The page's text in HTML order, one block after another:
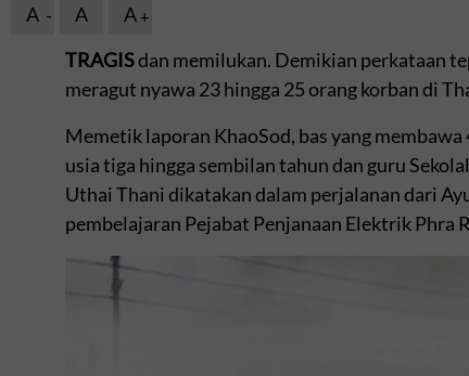
A A
A
TRAGISdan memilukan. Demikian perkataan
meragut nyawa 23 hingga 25 orang korban di
Memetik laporan KhaoSod, bas yang membawa
usia tiga hingga sembilan tahun dan guru
Uthai Thani dikatakan dalam perjalanan dari
pembelajaran Pejabat Penjanaan Elektrik Phra